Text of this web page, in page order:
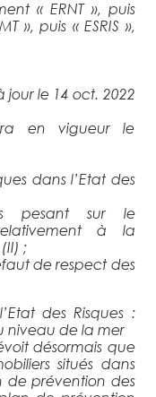
« ERNT », puis
», puis « ESRIS »,
jour le 14 oct. 2022
en vigueur le
dans l’Etat des
pesant sur le
à la
(II) ;
de respect des
des Risques :
niveau de la mer
désormais que
situés dans
de prévention des